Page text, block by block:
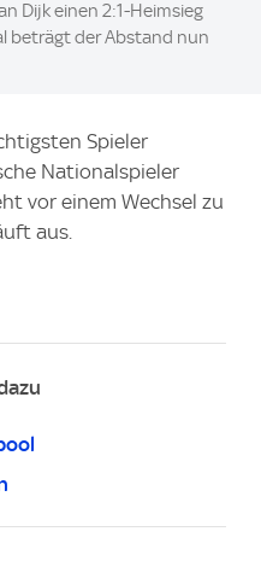
Dijk einen 2:1-Heimsieg
beträgt der Abstand nun
Spieler
Nationalspieler
vor einem Wechsel zu
aus.